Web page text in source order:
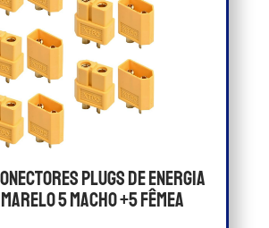
Plugs de energia
5 Macho +5 Fêmea